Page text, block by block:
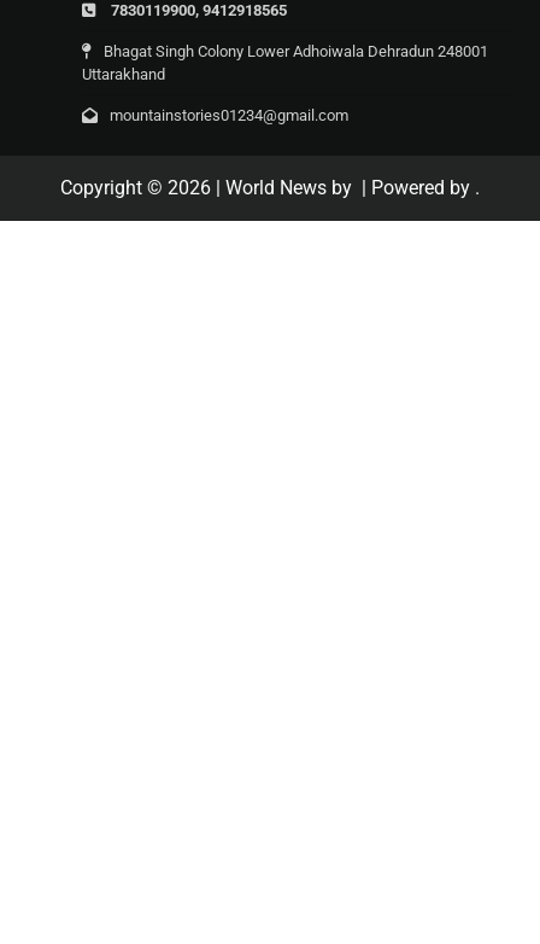
7830119900, 9412918565
Bhagat Singh Colony Lower Adhoiwala Dehradun 248001
Uttarakhand
mountainstories01234@gmail.com
Copyright © 2026 | World News by | Powered by .